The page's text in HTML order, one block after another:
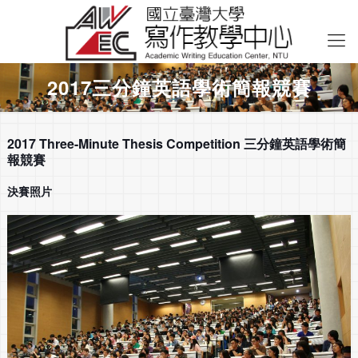
2017三分鐘英語學術簡報競賽
2017 Three-Minute Thesis Competition 三分鐘英語學術簡
報競賽
決賽照片